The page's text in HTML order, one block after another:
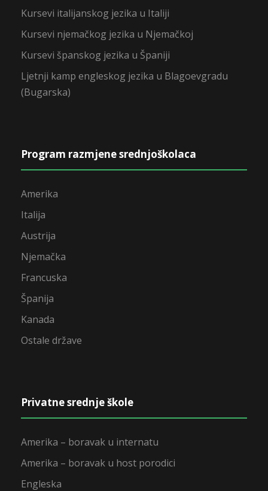
Kursevi italijanskog jezika u Italiji
Kursevi njemačkog jezika u Njemačkoj
Kursevi španskog jezika u Španiji
Ljetnji kamp engleskog jezika u Blagoevgradu
(Bugarska)
Program razmjene srednjoškolaca
Amerika
Italija
Austrija
Njemačka
Francuska
Španija
Kanada
Ostale države
Privatne srednje škole
Amerika – boravak u internatu
Amerika – boravak u host porodici
Engleska